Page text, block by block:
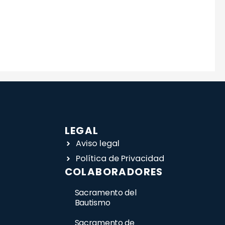
LEGAL
Aviso legal
Política de Privacidad
COLABORADORES
Sacramento del
Bautismo